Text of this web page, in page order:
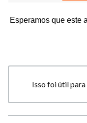
Esperamos que este
Isso foi útil para